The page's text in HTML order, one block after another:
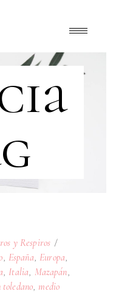
y Respiros
España Europa
Italia Mazapán
toledano medio